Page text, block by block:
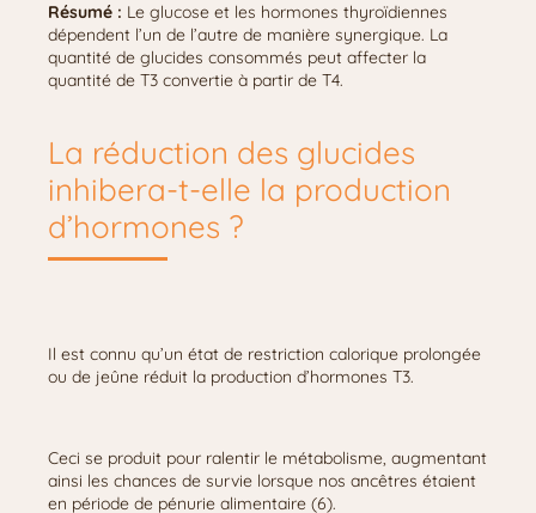
Résumé : Le glucose et les hormones thyroïdiennes
dépendent l’un de l’autre de manière synergique. La
quantité de glucides consommés peut affecter la
quantité de T3 convertie à partir de T4.
La réduction des glucides
inhibera-t-elle la production
d’hormones ?
Il est connu qu’un état de restriction calorique prolongée
ou de jeûne réduit la production d’hormones T3.
Ceci se produit pour ralentir le métabolisme, augmentant
ainsi les chances de survie lorsque nos ancêtres étaient
en période de pénurie alimentaire (6).